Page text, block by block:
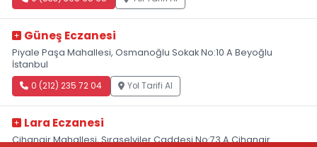
Güneş Eczanesi
Piyale Paşa Mahallesi, Osmanoğlu Sokak No:10 A Beyoğlu
İstanbul
0 (212) 235 72 04 Yol Tarifi Al
Lara Eczanesi
Cihangir Mahallesi, Sıraselviler Caddesi No:73 A Cihangir